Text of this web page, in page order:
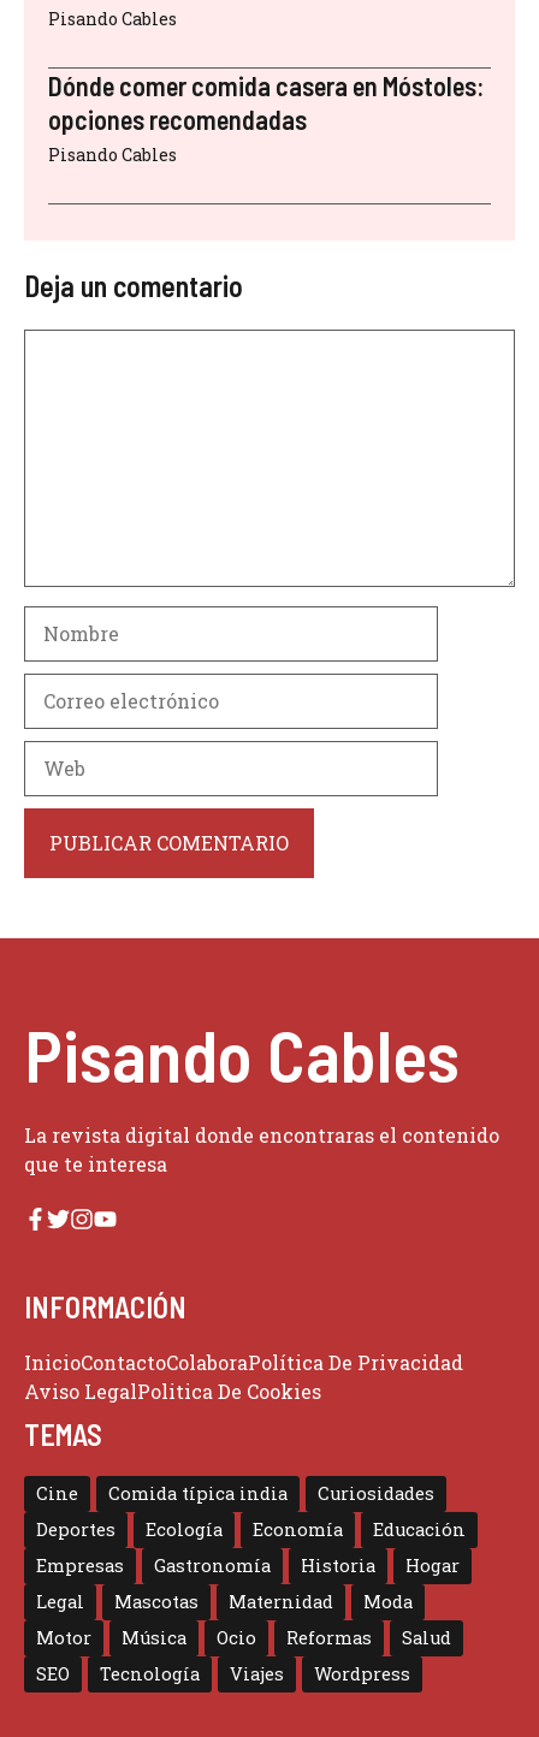
Pisando Cables
Dónde comer comida casera en Móstoles:
opciones recomendadas
Pisando Cables
Deja un comentario
electrónico
Pisando Cables
La revista digital donde encontraras el contenido
que te interesa
INFORMACIÓN
InicioContactoColaboraPolítica De Privacidad
Aviso LegalPolitica De Cookies
TEMAS
Cine Comida típica india
Curiosidades
Deportes
Ecología Economía
Educación
Empresas
Gastronomía Historia
Hogar
Legal
Mascotas Maternidad
Moda
Motor
Música Ocio Reformas
Salud
SEO
Tecnología Viajes Wordpress